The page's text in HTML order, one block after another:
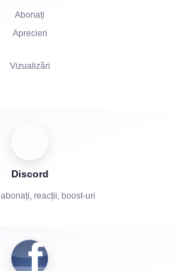
Abonați
Aprecieri
Vizualizări
Discord
reacții, boost-uri